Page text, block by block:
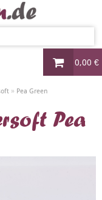
0,00 €
» Pea Green
Pea